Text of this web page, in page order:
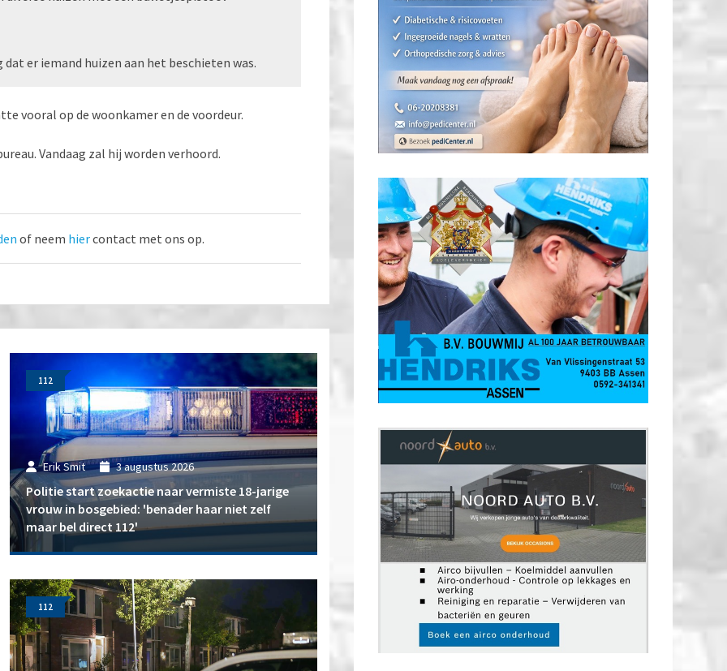
er iemand huizen aan het beschieten was.
vooral op de woonkamer en de voordeur.
Vandaag zal hij worden verhoord.
of neem hiercontact met ons op.
Erik Smit 3 augustus 2026
Politie start zoekactie naar vermiste 18-jarige
vrouw in bosgebied: 'benader haar niet zelf
maar bel direct 112'
112
112